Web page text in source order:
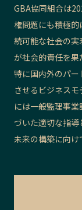
GBA協同組合は
権問題にも積極
続可能な社会の
が社会的責任を果
特に国内外のパ
させるビジネス
には一般監理事
づいた適切な指
未来の構築に向け